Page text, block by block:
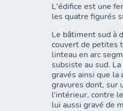
L'édifice est une
les quatre figurés
Le bâtiment sud à
couvert de petites
linteau en arc
subsiste au sud.
gravés ainsi que
gravures dont, sur
l'intérieur, contre
lui aussi gravé de